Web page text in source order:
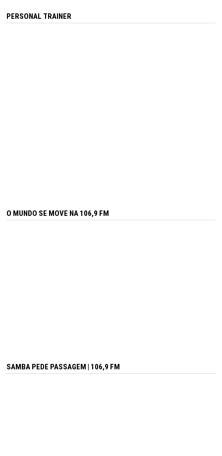
PERSONAL TRAINER
O MUNDO SE MOVE NA 106,9 FM
SAMBA PEDE PASSAGEM | 106,9 FM